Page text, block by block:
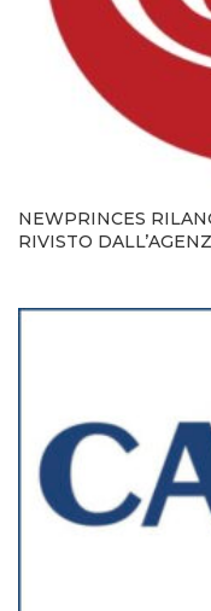
NEWPRINCES
RIVISTO